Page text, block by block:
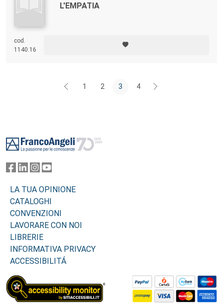
L'EMPATIA
cod.
1140.16
1 2 3 4
LA TUA OPINIONE
CATALOGHI
CONVENZIONI
LAVORARE CON NOI
LIBRERIE
INFORMATIVA PRIVACY
ACCESSIBILITÁ